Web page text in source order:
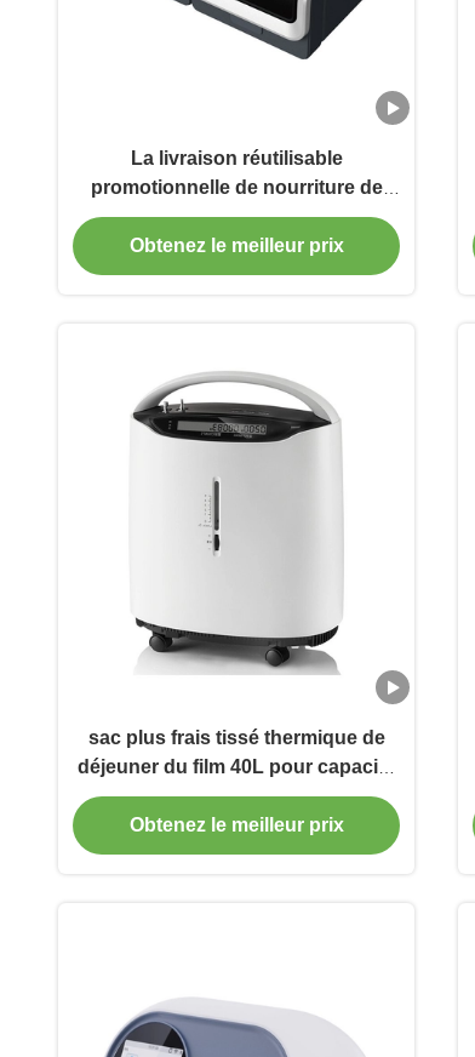
La livraison réutilisable
promotionnelle de nourriture de
pizza de sac d'isolation thermique
portative
Obtenez le meilleur prix
sac plus frais tissé thermique de
déjeuner du film 40L pour capacité
froide de conservation de la
chaleur la grande
Obtenez le meilleur prix